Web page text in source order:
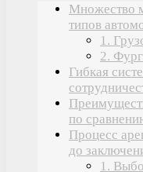
Множество
типов
1.
2.
Гибкая
по
Процесс
до
1.